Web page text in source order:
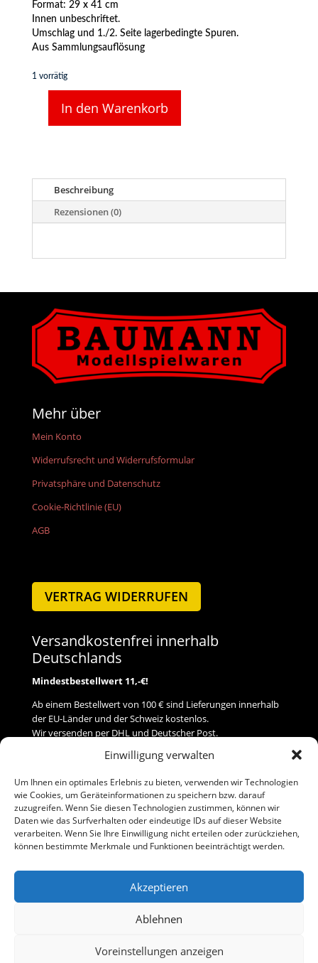
Einwilligung verwalten
Um Ihnen ein optimales Erlebnis zu bieten, verwenden wir Technologien
wie Cookies, um Geräteinformationen zu speichern bzw. darauf
zuzugreifen. Wenn Sie diesen Technologien zustimmen, können wir
Daten wie das Surfverhalten oder eindeutige IDs auf dieser Website
verarbeiten. Wenn Sie Ihre Einwilligung nicht erteilen oder zurückziehen,
können bestimmte Merkmale und Funktionen beeinträchtigt werden.
Akzeptieren
Ablehnen
Voreinstellungen anzeigen
Format: 29 x 41 cm
Innen unbeschriftet.
Umschlag und 1./2. Seite lagerbedingte Spuren.
Aus Sammlungsauflösung
1 vorrätig
Hauptbuch
der
1930er
Jahren,
Deutsche
Reichsbahn
In den Warenkorb
Beschreibung
Rezensionen (0)
Mehr über
Mein Konto
Widerrufsrecht und Widerrufsformular
Privatsphäre und Datenschutz
Cookie-Richtlinie (EU)
AGB
VERTRAG WIDERRUFEN
Versandkostenfrei innerhalb
Deutschlands
Mindestbestellwert 11,-€!
Ab einem Bestellwert von 100 € sind Lieferungen innerhalb
der EU-Länder und der Schweiz kostenlos.
Wir versenden per DHL und Deutscher Post.
Versand
Zahlung
Baumann Modellspielwaren
Telefon (0 91 61) 33 84